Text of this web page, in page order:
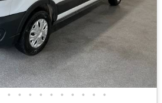
• • • • • • • • • •